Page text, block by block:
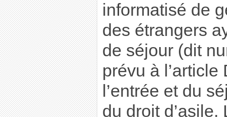
informatisé de
des étrangers
de séjour (dit
prévu à
l’entrée et du
du droit d’asile.